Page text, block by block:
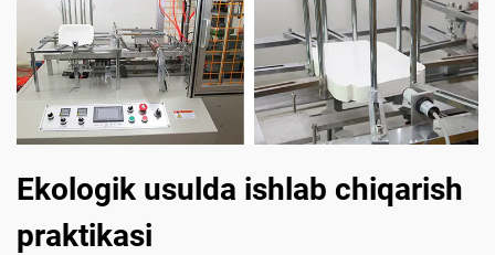
Ekologik usulda ishlab chiqarish
praktikasi